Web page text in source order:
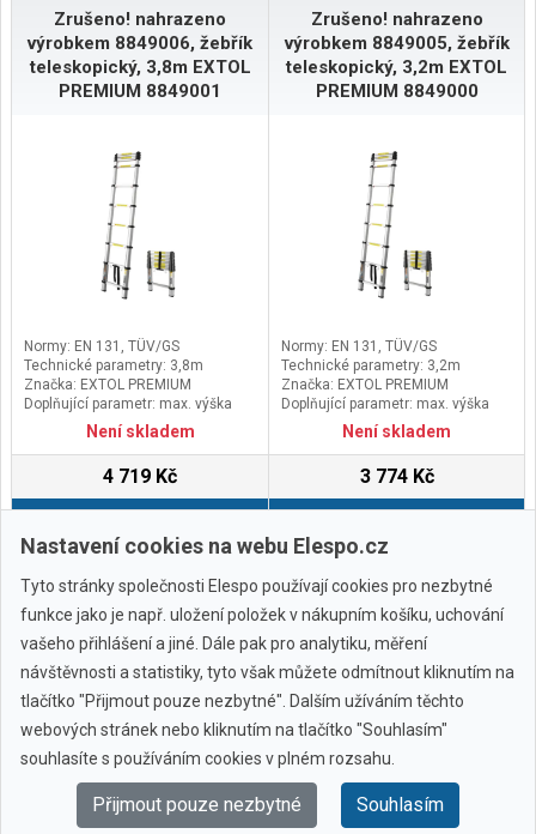
Protiskluzové nohy a široké
nášlapy zajišťují maximální
stabilitu.&nbsp;Díky vynikajícím
mechanickým vlastnostem máte
jistotu, že vybíráte vybavení na
skládání a rozkládání a ve
složeném stavu zabírá velmi málo
místa. To oceníte zejména v
situaci, kdy máte rádi pořádek ve
svém domě nebo dílně.
Zrušeno! nahrazeno
výrobkem 8849006, žebřík
teleskopický, 3,8m EXTOL
PREMIUM 8849001
Normy: EN 131, TÜV/GS
Technické parametry: 3,8m
Značka: EXTOL PREMIUM
Doplňující parametr: max. výška
3,8m, výška složeného žebříku
0,79m, nosnost 150kg, 13 příček
hmotnost 11,2kg, max. šířka 51cm,
šířka žebříku v místě dotyku se
Není skladem
4 719 Kč
Zrušeno! nahrazeno
výrobkem 8849005, žebřík
teleskopický, 3,2m EXTOL
PREMIUM 8849000
Normy: EN 131, TÜV/GS
Technické parametry: 3,2m
Značka: EXTOL PREMIUM
Doplňující parametr: max. výška
3,2m, výška složeného žebříku
0,73m, nosnost 150kg, 11 příček
hmotnost 9,3kg, max. šířka 51cm,
šířka žebříku v místě dotyku se
Není skladem
3 774 Kč
Všechny značky
© 2010 - 2026 Elespo.cz
Nastavení cookies na webu Elespo.cz
Tyto stránky společnosti Elespo používají cookies pro nezbytné
funkce jako je např. uložení položek v nákupním košíku, uchování
vašeho přihlášení a jiné. Dále pak pro analytiku, měření
návštěvnosti a statistiky, tyto však můžete odmítnout kliknutím na
tlačítko "Přijmout pouze nezbytné". Dalším užíváním těchto
webových stránek nebo kliknutím na tlačítko "Souhlasím"
souhlasíte s používáním cookies v plném rozsahu.
Přijmout pouze nezbytné Souhlasím